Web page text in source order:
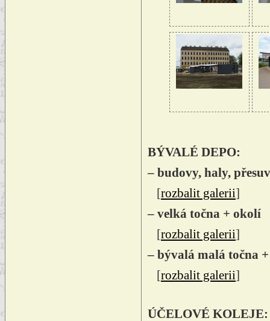
BÝVALÉ DEPO:
– budovy, haly,
[rozbalit galerii]
– velká točna + okolí
[rozbalit galerii]
– bývalá malá točna
[rozbalit galerii]
ÚČELOVÉ KOLEJE: